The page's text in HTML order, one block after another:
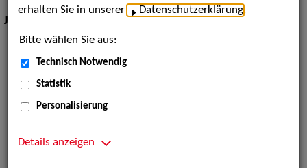
Jahrgang:
erhalten Sie in unserer
Datenschutzerklärung
Bitte wählen Sie aus:
Technisch Notwendig
Statistik
Personalisierung
Details anzeigen